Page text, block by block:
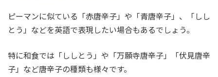
ピーマンに似ている「赤唐辛子」や「青唐辛子」、「しし
とう」などを英語で表現したい場合もあるでしょう。
特に和食では「ししとう」や「万願寺唐辛子」「伏見唐辛
子」など唐辛子の種類も様々です。